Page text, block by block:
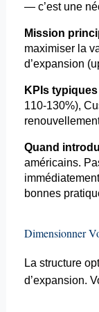
— c’est une
Mission
maximiser la
d’expansion (
KPIs typiques
110-130%),
Quand
américains.
bonnes
Dimensionner
La structure
d’expansion.